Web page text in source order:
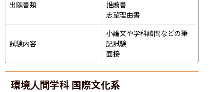
出願書類
推薦書
志望理由書
試験内容
小論文や学科諮問などの筆
記試験
面接
環境人間学科 国際文化系